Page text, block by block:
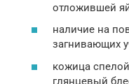
отложившей
наличие на
загнивающих
кожица
глянцевый